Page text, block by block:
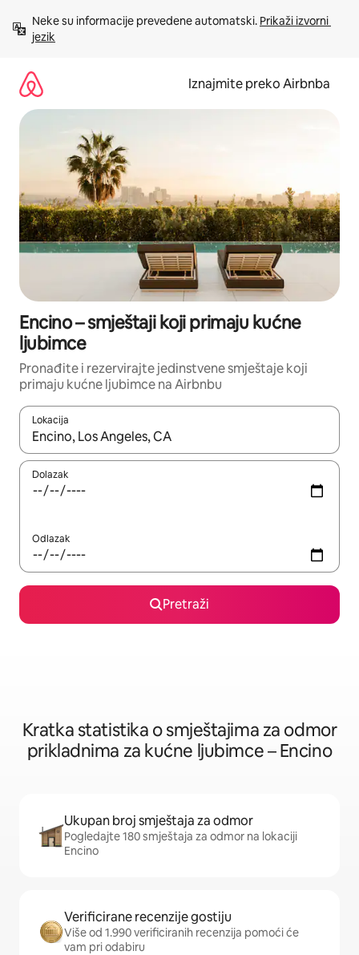
sadržaj
Neke su informacije prevedene automatski. Prikaži izvorni
jezik
Iznajmite preko Airbnba
Encino – smještaji koji primaju kućne
ljubimce
Pronađite i rezervirajte jedinstvene smještaje koji
primaju kućne ljubimce na Airbnbu
Lokacija
Kada budu dostupni rezultati, moći ćete ih pregledati
Dolazak
Odlazak
Pretraži
Kratka statistika o smještajima za odmor
prikladnima za kućne ljubimce – Encino
Ukupan broj smještaja za odmor
Pogledajte 180 smještaja za odmor na lokaciji
Encino
Verificirane recenzije gostiju
Više od 1.990 verificiranih recenzija pomoći će
vam pri odabiru